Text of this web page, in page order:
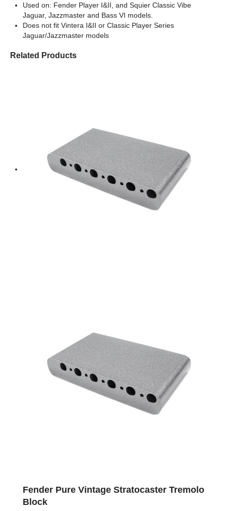
Used on: Fender Player I&II, and Squier Classic Vibe
Jaguar, Jazzmaster and Bass VI models.
Does not fit Vintera I&II or Classic Player Series
Jaguar/Jazzmaster models
Related Products
Fender Pure Vintage Stratocaster Tremolo
Block